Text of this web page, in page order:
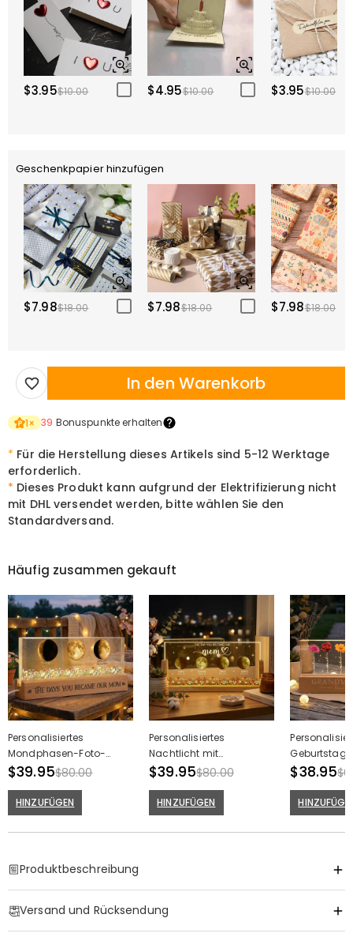
$3.95$10.00 $4.95$10.00 $3.95$10.00
Geschenkpapier hinzufügen
$7.98$18.00 $7.98$18.00 $7.98$18.00
In den Warenkorb
1× 39 Bonuspunkte erhalten
* Für die Herstellung dieses Artikels sind 5-12 Werktage
erforderlich.
* Dieses Produkt kann aufgrund der Elektrifizierung nicht
mit DHL versendet werden, bitte wählen Sie den
Standardversand.
Häufig zusammen gekauft
Personalisiertes
Mondphasen-Foto-
Nachtlicht mit buntem
Geschenk für Mama
$39.95$80.00
HINZUFÜGEN
Personalisiertes
Nachtlicht mit
Mondphasen-Foto Tolles
$39.95$80.00
HINZUFÜGEN
Geburtstag
Nachtlicht
$38.95
Produktbeschreibung
Versand und Rücksendung